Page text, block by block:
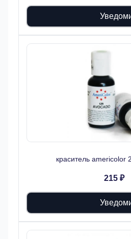
краситель americolor
215 ₽